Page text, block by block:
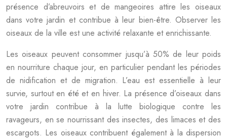
présence d’abreuvoirs et de mangeoires attire les oiseaux
dans votre jardin et contribue à leur bien-être. Observer les
oiseaux de la ville est une activité relaxante et enrichissante.
Les oiseaux peuvent consommer jusqu’à 50% de leur poids
en nourriture chaque jour, en particulier pendant les périodes
de nidification et de migration. L’eau est essentielle à leur
survie, surtout en été et en hiver. La présence d’oiseaux dans
votre jardin contribue à la lutte biologique contre les
ravageurs, en se nourrissant des insectes, des limaces et des
escargots. Les oiseaux contribuent également à la dispersion